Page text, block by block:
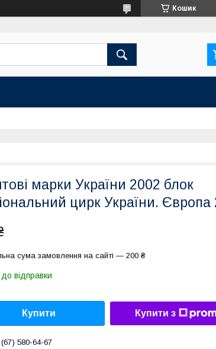
Кошик
марки України 2002 блок
цирк України. Європа
сума замовлення на сайті — 200 ₴
відправки
Купити Купити з
580-64-67